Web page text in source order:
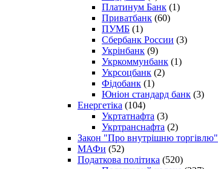
Платинум Банк (1)
Приватбанк (60)
ПУМБ (1)
Сбербанк России (3)
Укрінбанк (9)
Укркоммунбанк (1)
Укрсоцбанк (2)
Фідобанк (1)
Юніон стандард банк (3)
Енергетіка (104)
Укртатнафта (3)
Укртранснафта (2)
Закон "Про внутрішню торгівлю"
МАФи (52)
Податкова політика (520)